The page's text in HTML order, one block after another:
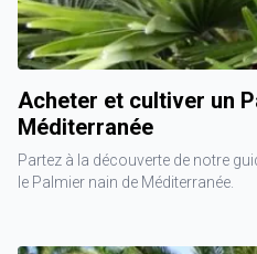
Acheter et cultiver un
Méditerranée
Partez à la découverte de notre
le Palmier nain de Méditerranée.